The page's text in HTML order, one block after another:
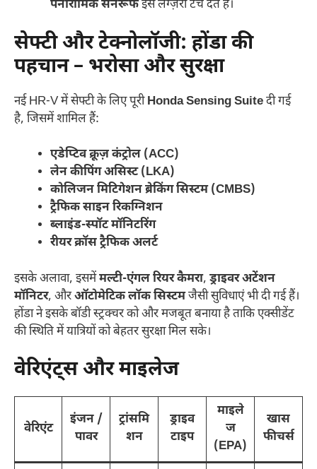
पैनोरामिक सनरूफइसे लग्ज़री टच देते हैं।
सेफ्टी और टेक्नोलॉजी: होंडा की
पहचान – भरोसा और सुरक्षा
नई HR-V में सेफ्टी के लिए पूरीHonda Sensing Suiteदी गई
है, जिसमें शामिल हैं:
एडेप्टिव क्रूज़ कंट्रोल (ACC)
लेन कीपिंग असिस्ट (LKA)
कोलिजन मिटिगेशन ब्रेकिंग सिस्टम (CMBS)
ट्रैफिक साइन रिकग्निशन
ब्लाइंड-स्पॉट मॉनिटरिंग
रीयर क्रॉस ट्रैफिक अलर्ट
इसके अलावा, इसमेंमल्टी-एंगल रियर कैमरा, ड्राइवर अटेंशन
मॉनिटर, औरऑटोमेटिक लॉक सिस्टमजैसी सुविधाएं भी दी गई हैं।
होंडा ने इसके बॉडी स्ट्रक्चर को और मजबूत बनाया है ताकि एक्सीडेंट
की स्थिति में यात्रियों को बेहतर सुरक्षा मिल सके।
वेरिएंट्स और माइलेज
वेरिएंट
इंजन /
पावर
ट्रांसमि
शन
ड्राइव
टाइप
माइले
ज
(EPA)
खास
फीचर्स